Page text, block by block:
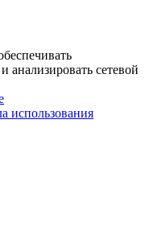
анализировать сетевой
использования